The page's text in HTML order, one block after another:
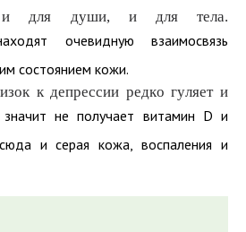
и для души, и для тела.
очевидную взаимосвязь
состоянием кожи.
к депрессии редко гуляет и
не получает витамин D и
и серая кожа, воспаления и